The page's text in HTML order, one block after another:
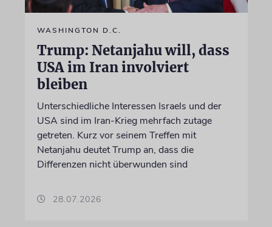
WASHINGTON D.C.
Trump: Netanjahu will, dass
USA im Iran involviert
bleiben
Unterschiedliche Interessen Israels und der
USA sind im Iran-Krieg mehrfach zutage
getreten. Kurz vor seinem Treffen mit
Netanjahu deutet Trump an, dass die
Differenzen nicht überwunden sind
28.07.2026